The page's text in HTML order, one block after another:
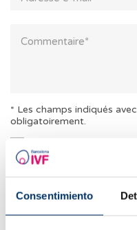
Consentimiento
* Les champs indiqués
obligatoirement.
J’autorise le
politique de